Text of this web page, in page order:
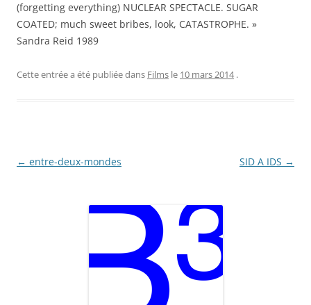
(forgetting everything) NUCLEAR SPECTACLE. SUGAR
COATED; much sweet bribes, look, CATASTROPHE. »
Sandra Reid 1989
Cette entrée a été publiée dans Films le 10 mars 2014 .
Navigation
← entre-deux-mondes SID A IDS →